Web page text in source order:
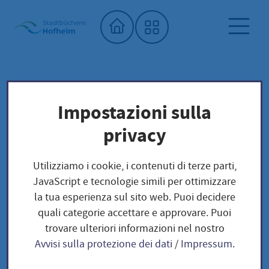
Home"
Biblioteca comunale Offerte digitali
NEU: enote
NEU: enote
enote
Impostazioni sulla
privacy
Utilizziamo i cookie, i contenuti di terze parti,
JavaScript e tecnologie simili per ottimizzare
la tua esperienza sul sito web. Puoi decidere
quali categorie accettare e approvare. Puoi
trovare ulteriori informazioni nel nostro
Avvisi sulla protezione dei dati/ Impressum.